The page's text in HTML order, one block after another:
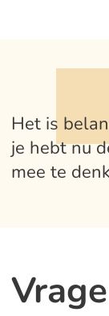
Het is
je hebt nu
mee te